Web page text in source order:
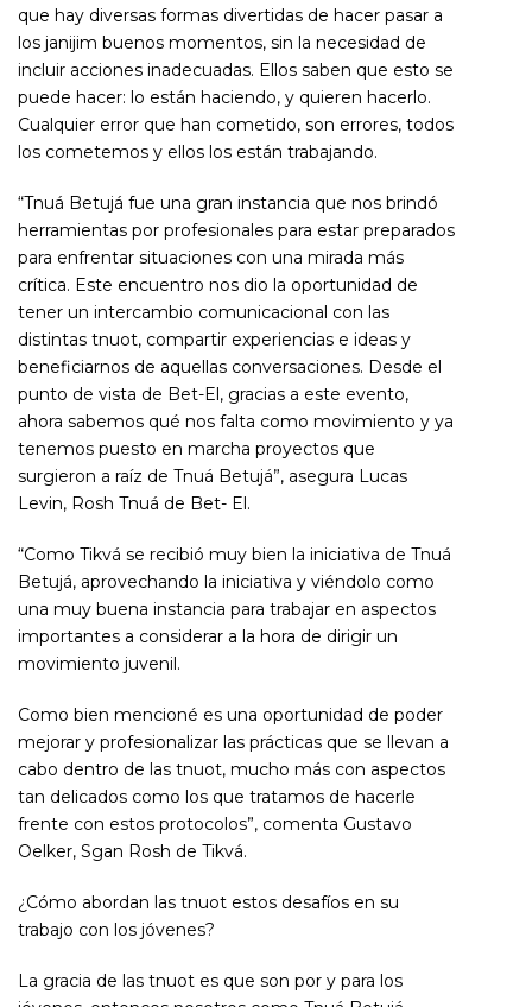
que hay diversas formas divertidas de hacer pasar a
los janijim buenos momentos, sin la necesidad de
incluir acciones inadecuadas. Ellos saben que esto se
puede hacer: lo están haciendo, y quieren hacerlo.
Cualquier error que han cometido, son errores, todos
los cometemos y ellos los están trabajando.
“Tnuá Betujá fue una gran instancia que nos brindó
herramientas por profesionales para estar preparados
para enfrentar situaciones con una mirada más
crítica. Este encuentro nos dio la oportunidad de
tener un intercambio comunicacional con las
distintas tnuot, compartir experiencias e ideas y
beneficiarnos de aquellas conversaciones. Desde el
punto de vista de Bet-El, gracias a este evento,
ahora sabemos qué nos falta como movimiento y ya
tenemos puesto en marcha proyectos que
surgieron a raíz de Tnuá Betujá”, asegura Lucas
Levin, Rosh Tnuá de Bet- El.
“Como Tikvá se recibió muy bien la iniciativa de Tnuá
Betujá, aprovechando la iniciativa y viéndolo como
una muy buena instancia para trabajar en aspectos
importantes a considerar a la hora de dirigir un
movimiento juvenil.
Como bien mencioné es una oportunidad de poder
mejorar y profesionalizar las prácticas que se llevan a
cabo dentro de las tnuot, mucho más con aspectos
tan delicados como los que tratamos de hacerle
frente con estos protocolos”, comenta Gustavo
Oelker, Sgan Rosh de Tikvá.
¿Cómo abordan las tnuot estos desafíos en su
trabajo con los jóvenes?
La gracia de las tnuot es que son por y para los